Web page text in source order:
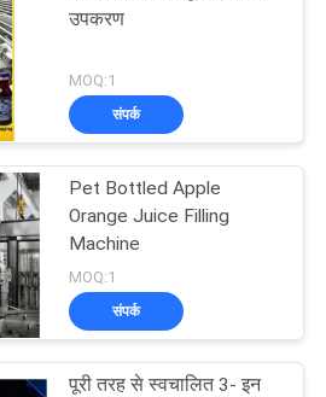
उपकरण
MOQ:1
संपर्क
Pet Bottled Apple
Orange Juice Filling
Machine
MOQ:1
संपर्क
पूरी तरह से स्वचालित 3- इन